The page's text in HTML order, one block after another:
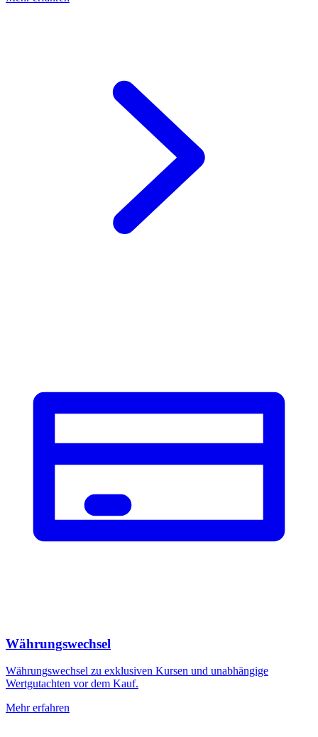
Währungswechsel
Währungswechsel zu exklusiven Kursen und unabhängige
Wertgutachten vor dem Kauf.
Mehr erfahren